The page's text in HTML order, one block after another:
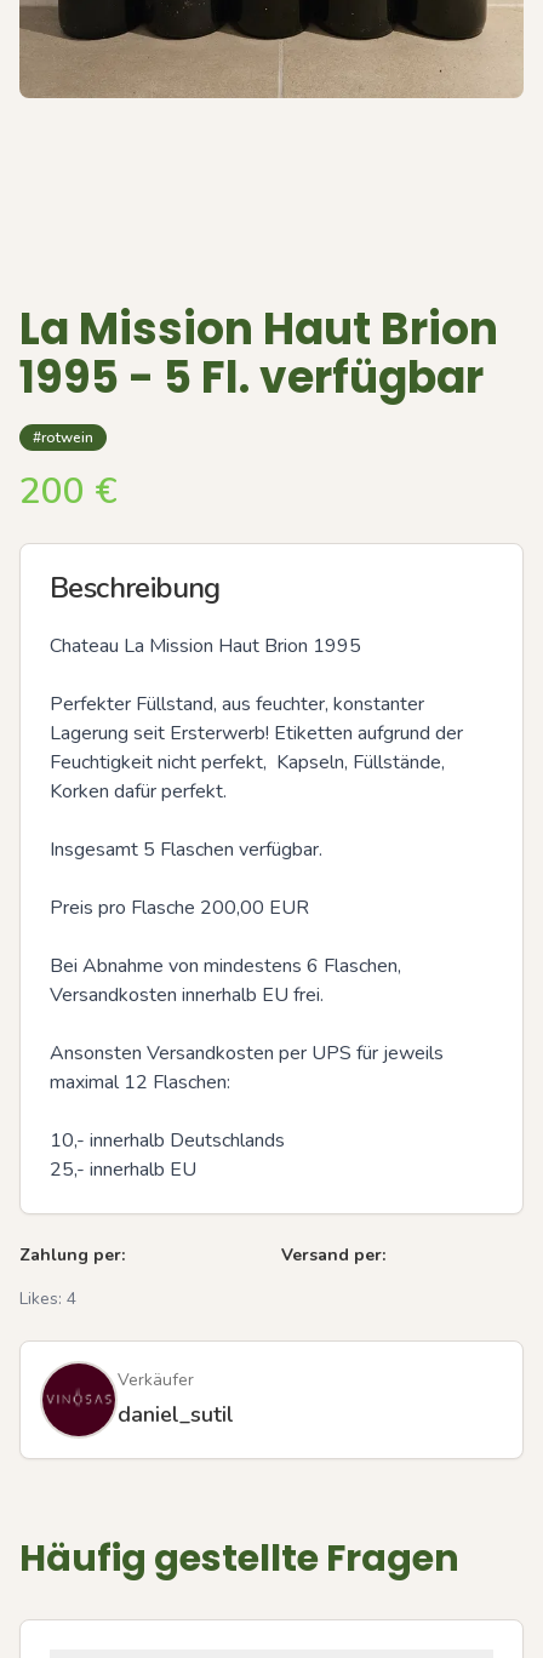
La Mission Haut Brion
1995 - 5 Fl. verfügbar
#rotwein
200 €
Beschreibung
Chateau La Mission Haut Brion 1995
Perfekter Füllstand, aus feuchter, konstanter
Lagerung seit Ersterwerb! Etiketten aufgrund der
Feuchtigkeit nicht perfekt,  Kapseln, Füllstände,
Korken dafür perfekt.
Insgesamt 5 Flaschen verfügbar.
Preis pro Flasche 200,00 EUR
Bei Abnahme von mindestens 6 Flaschen,
Versandkosten innerhalb EU frei.
Ansonsten Versandkosten per UPS für jeweils
maximal 12 Flaschen:
10,- innerhalb Deutschlands
25,- innerhalb EU
Zahlung per:
Versand per:
Likes: 4
Verkäufer
daniel_sutil
Häufig gestellte Fragen